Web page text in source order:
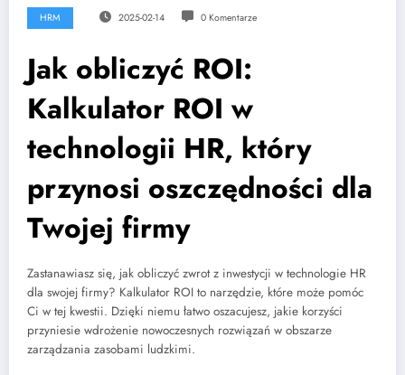
HRM 2025-02-14 0 Komentarze
Jak obliczyć ROI:
Kalkulator ROI w
technologii HR, który
przynosi oszczędności dla
Twojej firmy
Zastanawiasz się, jak obliczyć zwrot z inwestycji w technologie HR
dla swojej firmy? Kalkulator ROI to narzędzie, które może pomóc
Ci w tej kwestii. Dzięki niemu łatwo oszacujesz, jakie korzyści
przyniesie wdrożenie nowoczesnych rozwiązań w obszarze
zarządzania zasobami ludzkimi.